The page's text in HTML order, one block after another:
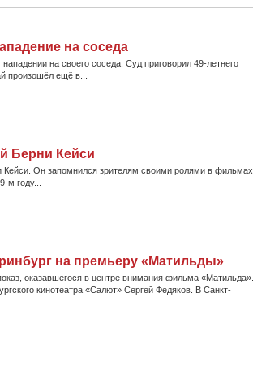
на соседа
на своего соседа. Суд приговорил 49-летнего
произошёл ещё в...
Берни Кейси
Кейси. Он запомнился зрителям своими ролями в фильмах
м году...
на премьеру «Матильды»
оказавшегося в центре внимания фильма «Матильда».
кинотеатра «Салют» Сергей Федяков. В Санкт-